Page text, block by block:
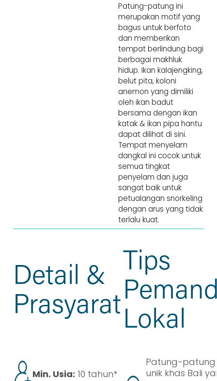
Patung-patung ini
merupakan motif yang
bagus untuk berfoto
dan memberikan
tempat berlindung bagi
berbagai makhluk
hidup. Ikan kalajengking,
belut pita, koloni
anemon yang dimiliki
oleh ikan badut
bersama dengan ikan
katak & ikan pipa hantu
dapat dilihat di sini.
Tempat menyelam
dangkal ini cocok untuk
semua tingkat
penyelam dan juga
sangat baik untuk
petualangan snorkeling
dengan arus yang tidak
terlalu kuat.
Detail &
Prasyarat
Tips
Lokal
Min. Usia: 10 tahun*
Patung-patung
unik khas Bali